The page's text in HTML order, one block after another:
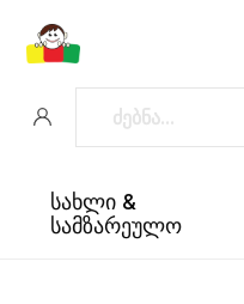
სახლი &
სამზარეულო